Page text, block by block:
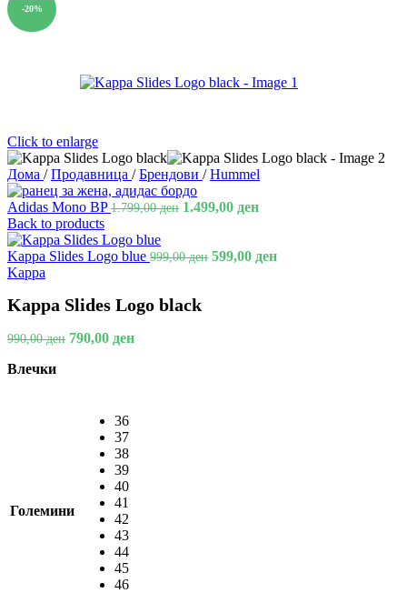
-20%
Click to enlarge
Дома / Продавница / Брендови / Hummel
Adidas Mono BP1.799,00ден 1.499,00 ден
Back to products
Kappa Slides Logo blue 999,00ден 599,00 ден
Kappa
Kappa Slides Logo black
990,00ден 790,00 ден
Влечки
Големини
36
37
38
39
40
41
42
43
44
45
46